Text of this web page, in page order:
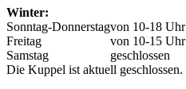
Winter:
Sonntag-Donnerstagvon 10-18 Uhr
Freitag
von 10-15 Uhr
Samstag
geschlossen
Die Kuppel ist aktuell geschlossen.